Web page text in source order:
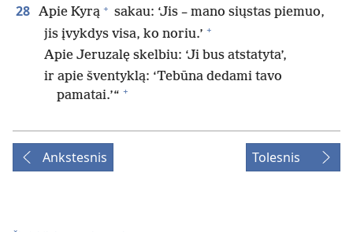
28 Apie Kyrą + sakau: ‘Jis – mano siųstas piemuo,
jis įvykdys visa, ko noriu.’ +
Apie Jeruzalę skelbiu: ‘Ji bus atstatyta’,
ir apie šventyklą: ‘Tebūna dedami tavo
pamatai.’“ +
Ankstesnis Tolesnis